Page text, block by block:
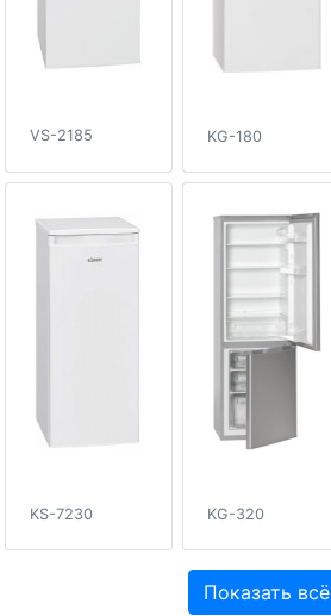
VS-2185 KG-180
KS-7230 KG-320
Показать всё